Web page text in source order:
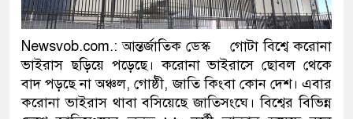
মিরপুর মডেল থানার অভিযানে ৯০
মাদক কারবারি গ্রেফতার
২৮ লাখ টাকার জাল নোটসহ
Newsvob.com.: আন্তর্জাতিক ডেস্ক গোটা বিশ্বে করোনা
ভাইরাস ছড়িয়ে পড়েছে। করোনা ভাইরাসে ছোবল থেকে
বাদ পড়ছে না অঞ্চল, গোষ্ঠী, জাতি কিংবা কোন দেশ। এবার
করোনা ভাইরাস থাবা বসিয়েছে জাতিসংঘে। বিশ্বের বিভিন্ন